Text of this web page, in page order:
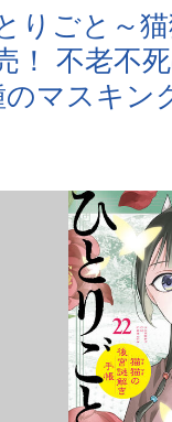
りごと～
！ 不老不
マスキン